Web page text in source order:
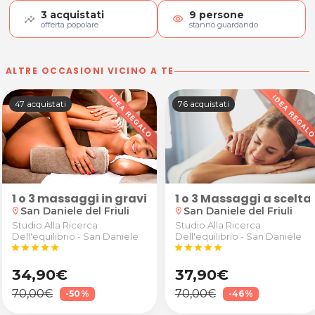
3 acquistati
offerta popolare visibility 9 persone
stanno guardando
ALTRE OCCASIONI VICINO A TE
5mm/1cm e colorazione da Come
47 acquistati
1 o 3 massaggi in gravidanza e preparazione al
location_on San Daniele del Friuli
Studio Alla Ricerca
Dell'equilibrio - San Daniele
starstarstarstarstar
34,90€
70,00€ -50%
76 acquistati
1 o 3 Massaggi a
location_on San Daniele del Friuli
Studio Alla Ricerca
Dell'equilibrio - San Daniele
starstarstarstarstar
37,90€
70,00€ -46%